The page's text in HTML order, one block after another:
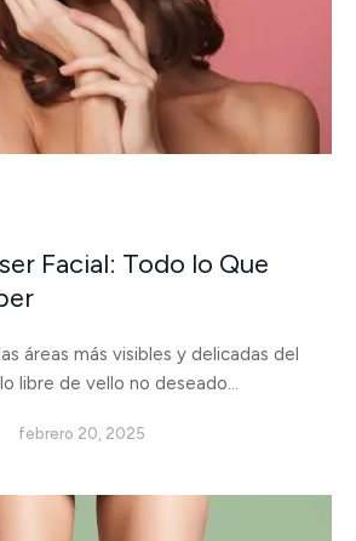
Facial: Todo lo Que
áreas más visibles y delicadas del
libre de vello no deseado...
febrero 20, 2025